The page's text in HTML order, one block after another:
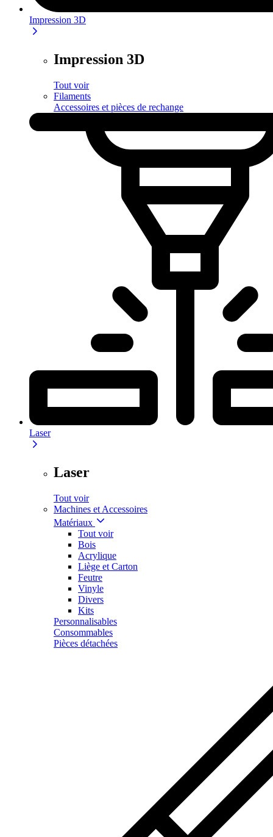
Impression 3D
Impression 3D
Tout voir
Filaments
Accessoires et pièces de rechange
Laser
Laser
Tout voir
Machines et Accessoires
Matériaux
Tout voir
Bois
Acrylique
Liège et Carton
Feutre
Vinyle
Divers
Kits
Personnalisables
Consommables
Pièces détachées